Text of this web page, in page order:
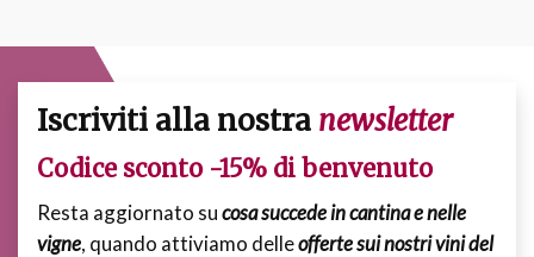
Iscriviti alla nostra newsletter
Codice sconto -15% di benvenuto
Resta aggiornato sucosa succede in cantina e nelle
vigne, quando attiviamo delleofferte sui nostri vini del